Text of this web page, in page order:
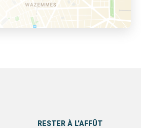
RESTER À L'AFFÛT